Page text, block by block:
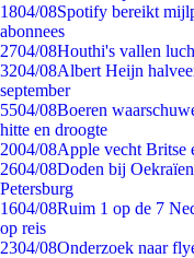
1804/08Spotify bereikt
abonnees
2704/08Houthi's vallen
3204/08Albert Heijn
september
5504/08Boeren
hitte en droogte
2004/08Apple vecht Britse
2604/08Doden bij
Petersburg
1604/08Ruim 1 op de 7
op reis
2304/08Onderzoek naar